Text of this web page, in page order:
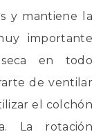
y mantiene la
importante
en todo
de ventilar
el colchón
La rotación